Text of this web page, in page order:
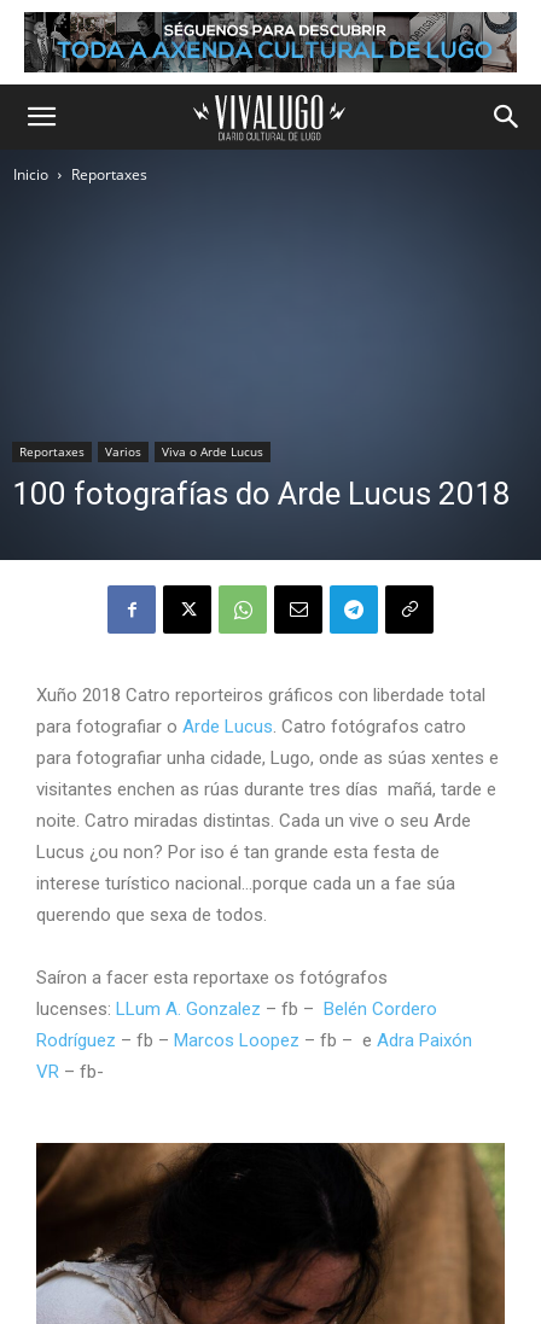
Inicio Reportaxes
Reportaxes Varios Viva o Arde Lucus
100 fotografías do Arde Lucus 2018
Xuño 2018 Catro reporteiros gráficos con liberdade total
para fotografiar o Arde Lucus. Catro fotógrafos catro
para fotografiar unha cidade, Lugo, onde as súas xentes e
visitantes enchen as rúas durante tres días mañá, tarde e
noite. Catro miradas distintas. Cada un vive o seu Arde
Lucus ¿ou non? Por iso é tan grande esta festa de
interese turístico nacional…porque cada un a fae súa
querendo que sexa de todos.
Saíron a facer esta reportaxe os fotógrafos
lucenses: LLum A. Gonzalez – fb – Belén Cordero
Rodríguez – fb – Marcos Loopez – fb – e Adra Paixón
VR – fb-